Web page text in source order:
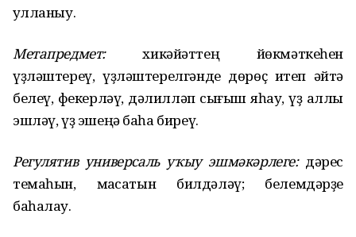
ҡулланыу.
Метапредмет:хикәйәттең йөкмәткеһен
үҙләштереү, үҙләштерелгәнде дөрөҫ итеп әйтә
белеү, фекерләү, дәлилләп сығыш яһау, үҙ аллы
эшләү, үҙ эшеңә баһа биреү.
Регулятив универсаль уҡыу эшмәкәрлеге: дәрес
темаһын, маҡсатын билдәләү; белемдәрҙе
баһалау.